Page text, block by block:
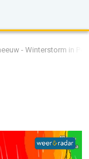
- Winterstorm in